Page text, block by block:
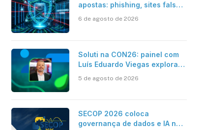
apostas: phishing, sites falsos
6 de agosto de 2026
Soluti na CON26: painel com
Luís Eduardo Viegas explora
eficiência da Contabilidade
5 de agosto de 2026
SECOP 2026 coloca
governança de dados e IA no